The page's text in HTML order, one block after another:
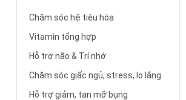
Chăm sóc hệ tiêu hóa
Vitamin tổng hợp
Hỗ trợ não & Trí nhớ
Chăm sóc giấc ngủ, stress, lo lắng
Hỗ trợ giảm, tan mỡ bụng